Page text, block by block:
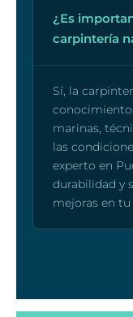
¿Es
carpintería
Sí, la
marinas,
las
experto en
durabilidad y
mejoras en tu